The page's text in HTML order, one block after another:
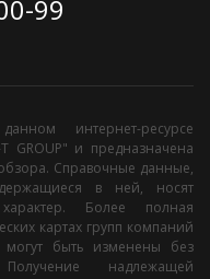
99
интернет-ресурсе
GROUP" и предназначена
Справочные данные,
в ней, носят
Более полная
картах групп компаний
могут быть изменены без
Получение надлежащей